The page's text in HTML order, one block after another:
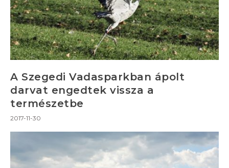
A Szegedi Vadasparkban ápolt
darvat engedtek vissza a
természetbe
2017-11-30